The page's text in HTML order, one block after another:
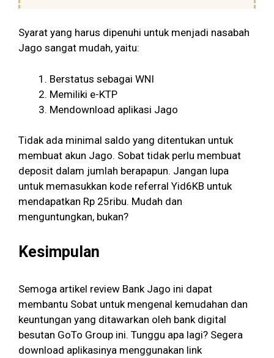
Syarat yang harus dipenuhi untuk menjadi nasabah
Jago sangat mudah, yaitu:
Berstatus sebagai WNI
Memiliki e-KTP
Mendownload aplikasi Jago
Tidak ada minimal saldo yang ditentukan untuk
membuat akun Jago. Sobat tidak perlu membuat
deposit dalam jumlah berapapun. Jangan lupa
untuk memasukkan kode referral Yid6KB untuk
mendapatkan Rp 25ribu. Mudah dan
menguntungkan, bukan?
Kesimpulan
Semoga artikel review Bank Jago ini dapat
membantu Sobat untuk mengenal kemudahan dan
keuntungan yang ditawarkan oleh bank digital
besutan GoTo Group ini. Tunggu apa lagi? Segera
download aplikasinya menggunakan link